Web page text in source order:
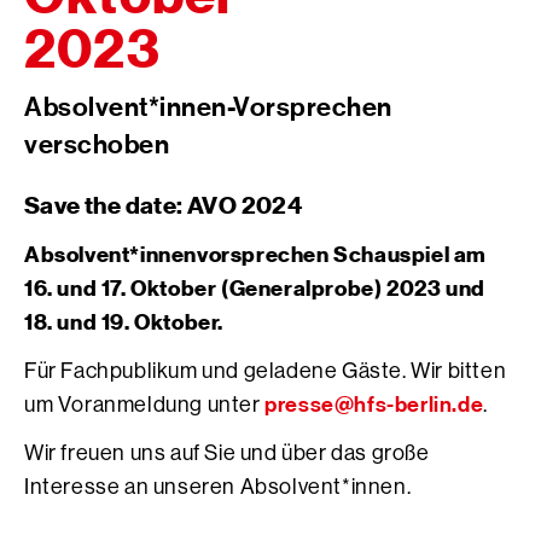
2023
Absolvent*innen-Vorsprechen
verschoben
Save the date: AVO 2024
Absolvent*innenvorsprechen Schauspiel am
16. und 17. Oktober (Generalprobe) 2023 und
18. und 19. Oktober.
Für Fachpublikum und geladene Gäste. Wir bitten
um Voranmeldung unterpresse@hfs-berlin.de.
Wir freuen uns auf Sie und über das große
Interesse an unseren Absolvent*innen.